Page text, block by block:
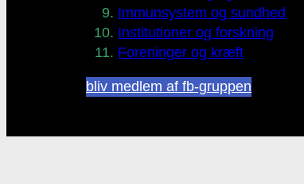
Immunsystem og sundhed
Institutioner og forskning
Foreninger og kræft
bliv medlem af fb-gruppen